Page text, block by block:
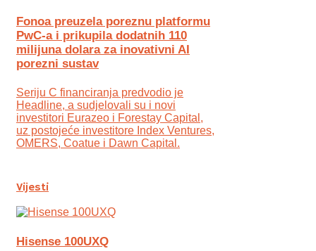
Fonoa preuzela poreznu platformu
PwC-a i prikupila dodatnih 110
milijuna dolara za inovativni AI
porezni sustav
Seriju C financiranja predvodio je
Headline, a sudjelovali su i novi
investitori Eurazeo i Forestay Capital,
uz postojeće investitore Index Ventures,
OMERS, Coatue i Dawn Capital.
Vijesti
Hisense 100UXQ